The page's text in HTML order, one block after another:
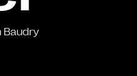
Baudry